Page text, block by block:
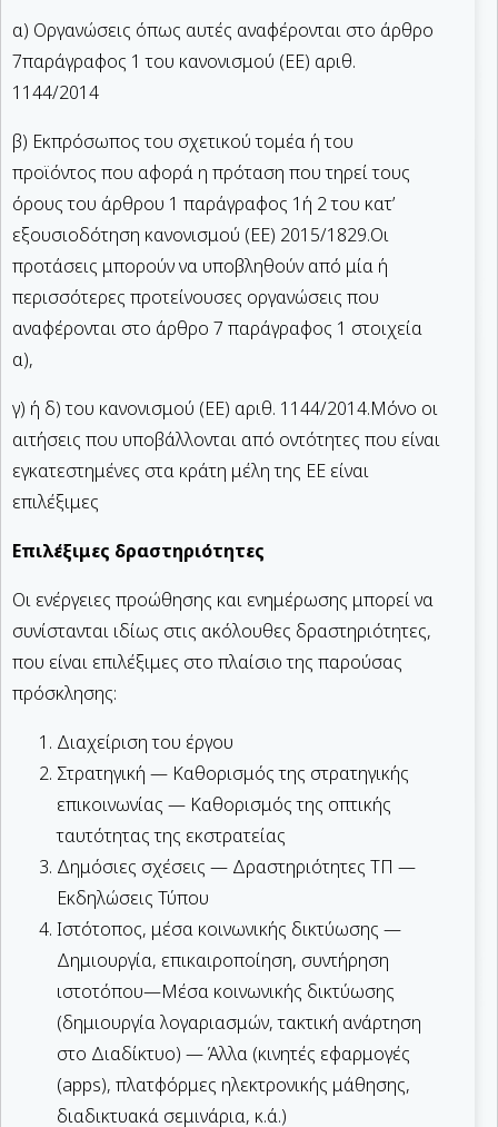
α) Οργανώσεις όπως αυτές αναφέρονται στο άρθρο
7παράγραφος 1 του κανονισμού (ΕΕ) αριθ.
1144/2014
β) Εκπρόσωπος του σχετικού τομέα ή του
προϊόντος που αφορά η πρόταση που τηρεί τους
όρους του άρθρου 1 παράγραφος 1ή 2 του κατ’
εξουσιοδότηση κανονισμού (ΕΕ) 2015/1829.Οι
προτάσεις μπορούν να υποβληθούν από μία ή
περισσότερες προτείνουσες οργανώσεις που
αναφέρονται στο άρθρο 7 παράγραφος 1 στοιχεία
α),
γ) ή δ) του κανονισμού (ΕΕ) αριθ. 1144/2014.Μόνο οι
αιτήσεις που υποβάλλονται από οντότητες που είναι
εγκατεστημένες στα κράτη μέλη της ΕΕ είναι
επιλέξιμες
Επιλέξιμες δραστηριότητες
Οι ενέργειες προώθησης και ενημέρωσης μπορεί να
συνίστανται ιδίως στις ακόλουθες δραστηριότητες,
που είναι επιλέξιμες στο πλαίσιο της παρούσας
πρόσκλησης:
Διαχείριση του έργου
Στρατηγική — Καθορισμός της στρατηγικής
επικοινωνίας — Καθορισμός της οπτικής
ταυτότητας της εκστρατείας
Δημόσιες σχέσεις — Δραστηριότητες ΤΠ —
Εκδηλώσεις Τύπου
Ιστότοπος, μέσα κοινωνικής δικτύωσης —
Δημιουργία, επικαιροποίηση, συντήρηση
ιστοτόπου—Μέσα κοινωνικής δικτύωσης
(δημιουργία λογαριασμών, τακτική ανάρτηση
στο Διαδίκτυο) — Άλλα (κινητές εφαρμογές
(apps), πλατφόρμες ηλεκτρονικής μάθησης,
διαδικτυακά σεμινάρια, κ.ά.)